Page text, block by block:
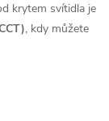
krytem svítidla je
, kdy můžete